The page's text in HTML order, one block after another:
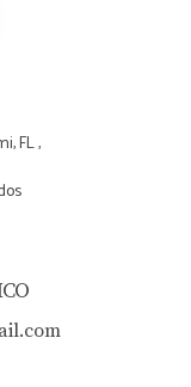
mismo!
FL ,